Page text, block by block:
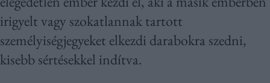
irigyelt vagy szokatlannak tartott
személyiségjegyeket elkezdi darabokra szedni,
kisebb sértésekkel indítva.